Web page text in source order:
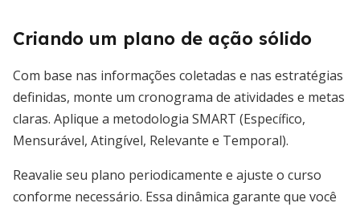
Criando um plano de ação sólido
Com base nas informações coletadas e nas estratégias
definidas, monte um cronograma de atividades e metas
claras. Aplique a metodologia SMART (Específico,
Mensurável, Atingível, Relevante e Temporal).
Reavalie seu plano periodicamente e ajuste o curso
conforme necessário. Essa dinâmica garante que você